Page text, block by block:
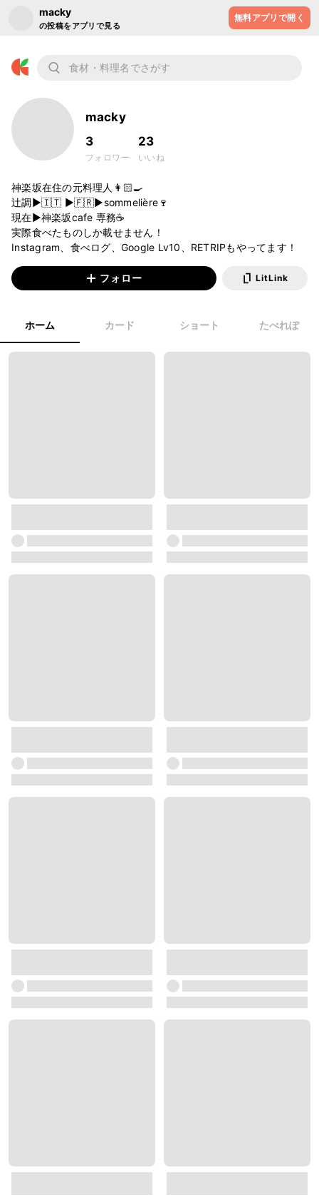
macky
の投稿をアプリで見る
無料アプリで開く
macky
3
フォロワー
23
いいね
神楽坂在住の元料理人👩🏻‍🍳
辻調▶︎🇮🇹 ▶︎🇫🇷▶︎sommelière🍷
現在▶︎神楽坂cafe 専務☕️
実際食べたものしか載せません！
Instagram、食べログ、Google Lv10、RETRIPもやってます！
フォロー LitLink
ホーム カード ショート たべれぽ